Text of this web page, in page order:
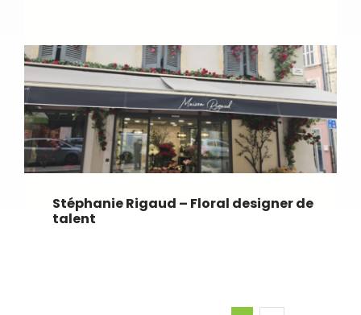
Stéphanie Rigaud – Floral designer de
talent